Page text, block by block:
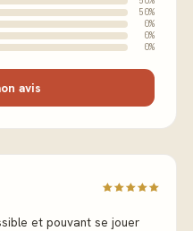
50%
0%
0%
0%
avis
et pouvant se jouer